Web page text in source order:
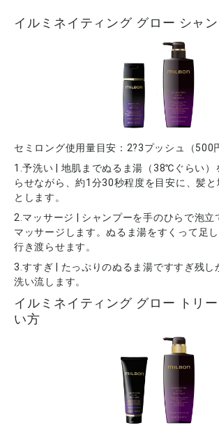
イルミネイティング グロー シャ
セミロング使用量目安：2?3プッシュ（500
1.予洗い | 地肌までぬるま湯（38℃ぐらい）
らせながら、約1分30秒程度を目安に、髪
とします。
2.マッサージ | シャンプーを手のひらで泡立
マッサージします。ぬるま湯をすくって足
行き渡らせます。
3.すすぎ | たっぷりのぬるま湯ですすぎ残し
洗い流します。
イルミネイティング グロー トリ
い方